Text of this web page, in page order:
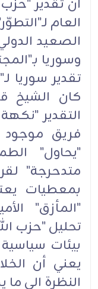
ان تقدير
الصعيد
وسوريا
تقدير سوريا
كان الشيخ
التقدير
فريق موجود
"يحاول"
متدحرجة"
بمعطيات
"المأزق"
تحليل "حزب
بيئات سياسية
يعني أن
النظرة الى